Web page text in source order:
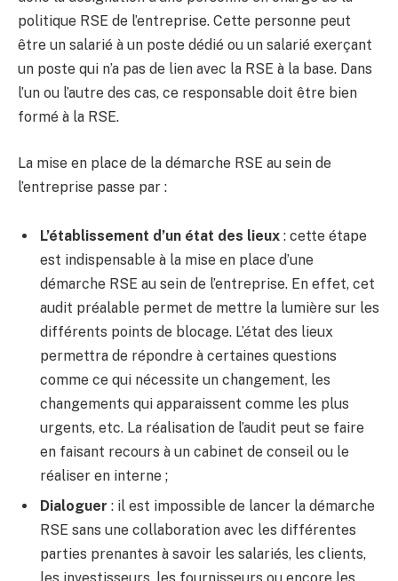
politique RSE de l’entreprise. Cette personne peut
être un salarié à un poste dédié ou un salarié exerçant
un poste qui n’a pas de lien avec la RSE à la base. Dans
l’un ou l’autre des cas, ce responsable doit être bien
formé à la RSE.
La mise en place de la démarche RSE au sein de
l’entreprise passe par :
L’établissement d’un état des lieux : cette étape
est indispensable à la mise en place d’une
démarche RSE au sein de l’entreprise. En effet, cet
audit préalable permet de mettre la lumière sur les
différents points de blocage. L’état des lieux
permettra de répondre à certaines questions
comme ce qui nécessite un changement, les
changements qui apparaissent comme les plus
urgents, etc. La réalisation de l’audit peut se faire
en faisant recours à un cabinet de conseil ou le
réaliser en interne ;
Dialoguer : il est impossible de lancer la démarche
RSE sans une collaboration avec les différentes
parties prenantes à savoir les salariés, les clients,